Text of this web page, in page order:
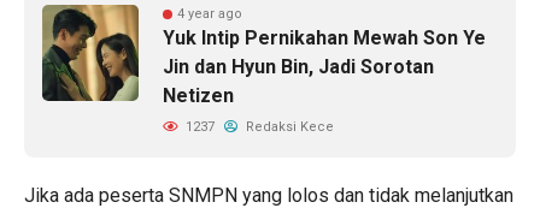
4 year ago
Yuk Intip Pernikahan Mewah Son Ye
Jin dan Hyun Bin, Jadi Sorotan
Netizen
1237 Redaksi Kece
Jika ada peserta SNMPN yang lolos dan tidak melanjutkan